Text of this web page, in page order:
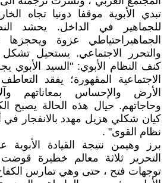
تبدي الأبوية موقفا دونيا تجاه
للجماهير في الداخل. يحشد
الجماهيراحتياطي عزوة ويحجزها
والتحرر الاجتماعي. يستحيل
كنف النظام الأبوي: "السيد الأبوي
الاجتماعية المقهورة؛ يفقد
الأرض والإحساس بمعاناتهم
وحاجاتهم. حيال هذه الحالة يصبح
كيان شكلي هزيل مهدد بالانفجار في
نظام القوى" .
برز وهيمن نتيجة القيادة
التحرير ثلاثة معالم خطيرة
توجهات فتح ، حتى وهي تمارس